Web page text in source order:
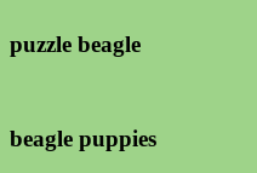
puzzle beagle
beagle puppies